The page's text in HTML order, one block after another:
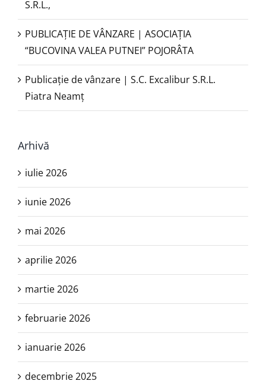
S.R.L.,
PUBLICAŢIE DE VÂNZARE | ASOCIAȚIA
“BUCOVINA VALEA PUTNEI” POJORÂTA
Publicație de vânzare | S.C. Excalibur S.R.L.
Piatra Neamţ
Arhivă
iulie 2026
iunie 2026
mai 2026
aprilie 2026
martie 2026
februarie 2026
ianuarie 2026
decembrie 2025